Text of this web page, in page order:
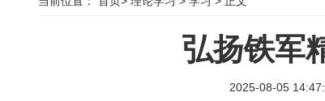
弘扬铁军
2025-08-05